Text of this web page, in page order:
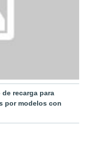
recarga para
por modelos con